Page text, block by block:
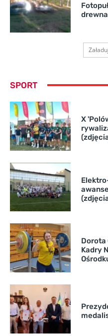
SPORT
X
Dorota
Kadry